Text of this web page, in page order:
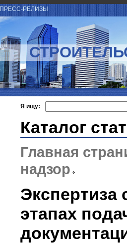
ПРЕСС-РЕЛИЗЫ
Я ищу:
Каталог
Главная
надзор
Экспертиза
этапах